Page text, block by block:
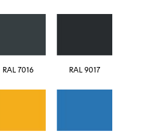
RAL 9017
RAL 7016